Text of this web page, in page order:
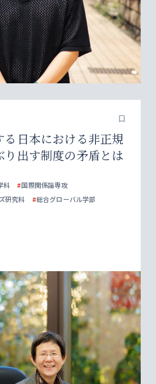
る日本における非正規
り出す制度の矛盾とは
科 #国際関係論専攻
研究科 #総合グローバル学部